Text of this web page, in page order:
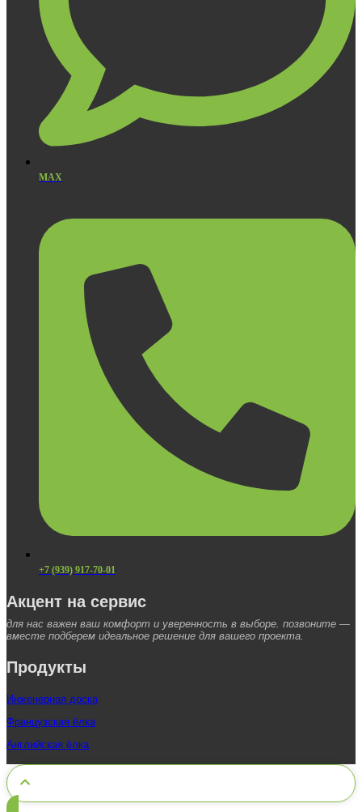
MAX
+7 (939) 917-70-01
Акцент на сервис
для нас важен ваш комфорт и уверенность в выборе. позвоните —
вместе подберем идеальное решение для вашего проекта.
Продукты
Инженерная доска
Французская ёлка
Английская ёлка